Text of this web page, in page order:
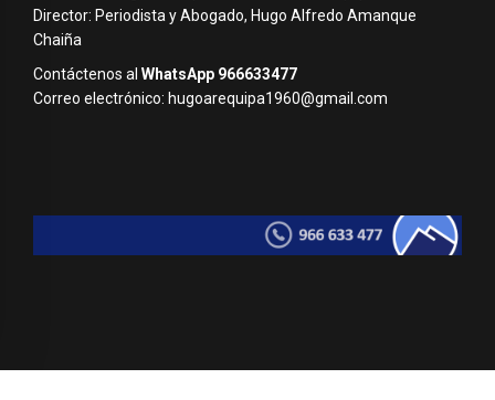
Director: Periodista y Abogado, Hugo Alfredo Amanque
Chaiña
Contáctenos al WhatsApp 966633477
Correo electrónico: hugoarequipa1960@gmail.com